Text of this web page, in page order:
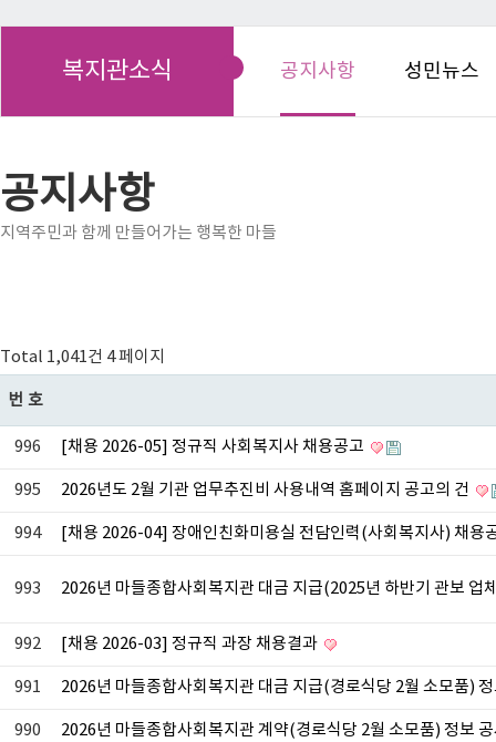
복지관소식 공지사항 성민뉴스
공지사항
지역주민과 함께 만들어가는 행복한 마들
Total 1,041건 4 페이지
번호
996 [채용 2026-05] 정규직 사회복지사 채용공고
995 2026년도 2월 기관 업무추진비 사용내역 홈페이지 공고의 건
994 [채용 2026-04] 장애인친화미용실 전담인력(사회복지사) 채용
993 2026년 마들종합사회복지관 대금 지급(2025년 하반기 관보 업
992 [채용 2026-03] 정규직 과장 채용결과
991 2026년 마들종합사회복지관 대금 지급(경로식당 2월 소모품)
990 2026년 마들종합사회복지관 계약(경로식당 2월 소모품) 정보